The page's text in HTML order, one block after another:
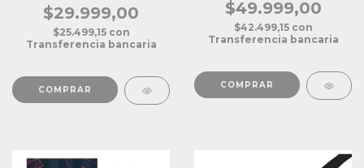
$29.999,00
$25.499,15 con
Transferencia bancaria
$49.999,00
$42.499,15 con
Transferencia bancaria